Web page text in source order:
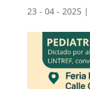
23 - 04 - 2025|